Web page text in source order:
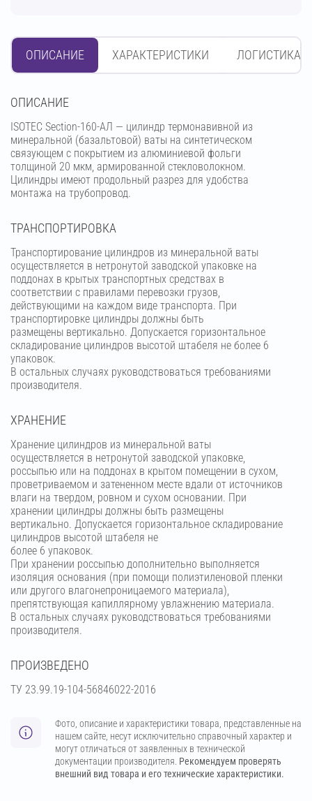
ОПИСАНИЕ ХАРАКТЕРИСТИКИ ЛОГИСТИКА
OПИСАНИЕ
ISOTEC Section-160-АЛ — цилиндр термонавивной из
минеральной (базальтовой) ваты на синтетическом
связующем с покрытием из алюминиевой фольги
толщиной 20 мкм, армированной стекловолокном.
Цилиндры имеют продольный разрез для удобства
монтажа на трубопровод.
ТРАНСПОРТИРОВКА
Транспортирование цилиндров из минеральной ваты
осуществляется в нетронутой заводской упаковке на
поддонах в крытых транспортных средствах в
соответствии с правилами перевозки грузов,
действующими на каждом виде транспорта. При
транспортировке цилиндры должны быть
размещены вертикально. Допускается горизонтальное
складирование цилиндров высотой штабеля не более 6
упаковок.
В остальных случаях руководствоваться требованиями
производителя.
ХРАНЕНИЕ
Хранение цилиндров из минеральной ваты
осуществляется в нетронутой заводской упаковке,
россыпью или на поддонах в крытом помещении в сухом,
проветриваемом и затененном месте вдали от источников
влаги на твердом, ровном и сухом основании. При
хранении цилиндры должны быть размещены
вертикально. Допускается горизонтальное складирование
цилиндров высотой штабеля не
более 6 упаковок.
При хранении россыпью дополнительно выполняется
изоляция основания (при помощи полиэтиленовой пленки
или другого влагонепроницаемого материала),
препятствующая капиллярному увлажнению материала.
В остальных случаях руководствоваться требованиями
производителя.
ПРОИЗВЕДЕНО
ТУ 23.99.19-104-56846022-2016
Фото, описание и характеристики товара, представленные на
нашем сайте, несут исключительно справочный характер и
могут отличаться от заявленных в технической
документации производителя. Рекомендуем проверять
внешний вид товара и его технические характеристики.